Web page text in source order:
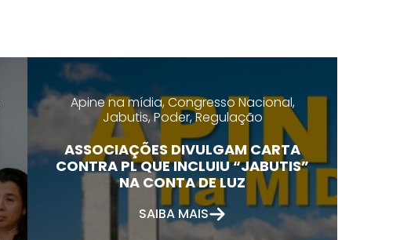
Apine na mídia, Congresso Nacional,
Jabutis, Poder, Regulação
ASSOCIAÇÕES DIVULGAM CARTA
CONTRA PL QUE INCLUIU “JABUTIS”
NA CONTA DE LUZ
SAIBA MAIS